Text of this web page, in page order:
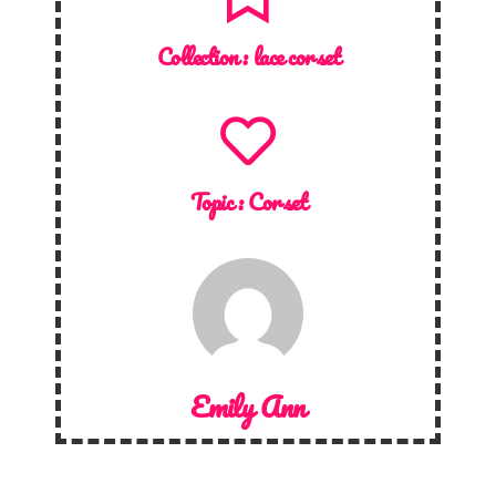
Collection :lace corset
Topic :Corset
Emily Ann